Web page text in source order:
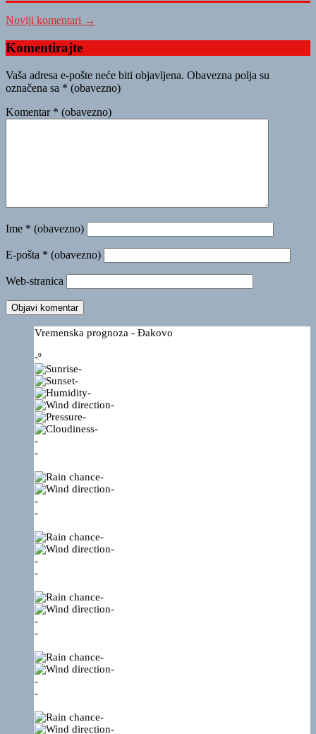
Noviji komentari →
Komentirajte
Vaša adresa e-pošte neće biti objavljena. Obavezna polja su
označena sa * (obavezno)
Komentar * (obavezno)
Ime * (obavezno)
E-pošta * (obavezno)
Web-stranica
Vremenska prognoza - Đakovo
-º
-
-
-
-
-
-
-
-
-
-
-
-
-
-
-
-
-
-
-
-
-
-
-
-
-
-